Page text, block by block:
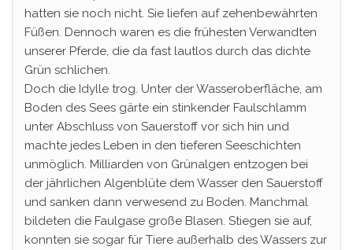
hatten sie noch nicht. Sie liefen auf zehenbewährten
Füßen. Dennoch waren es die frühesten Verwandten
unserer Pferde, die da fast lautlos durch das dichte
Grün schlichen.
Doch die Idylle trog. Unter der Wasseroberfläche, am
Boden des Sees gärte ein stinkender Faulschlamm
unter Abschluss von Sauerstoff vor sich hin und
machte jedes Leben in den tieferen Seeschichten
unmöglich. Milliarden von Grünalgen entzogen bei
der jährlichen Algenblüte dem Wasser den Sauerstoff
und sanken dann verwesend zu Boden. Manchmal
bildeten die Faulgase große Blasen. Stiegen sie auf,
konnten sie sogar für Tiere außerhalb des Wassers zur